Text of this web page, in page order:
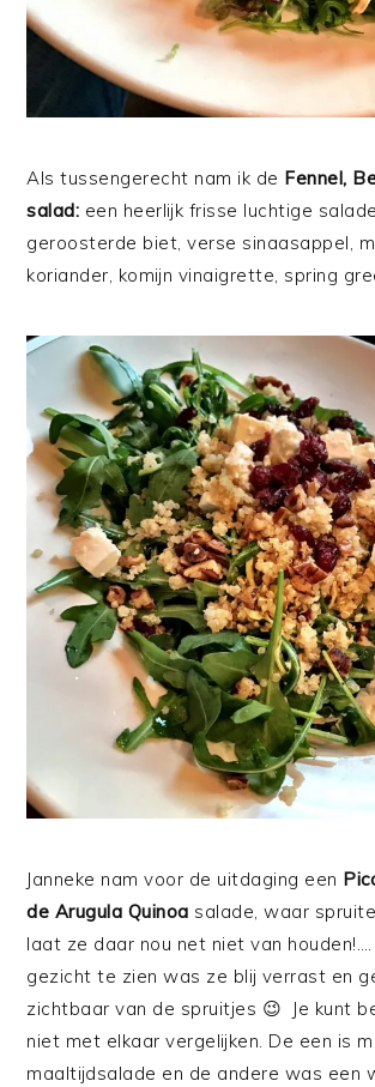
Als tussengerecht nam ik de Fennel,
salad: een heerlijk frisse luchtige
geroosterde biet, verse sinaasappel,
koriander, komijn vinaigrette, spring
Janneke nam voor de uitdaging een
de Arugula Quinoa salade, waar
laat ze daar nou net niet van
gezicht te zien was ze blij verrast en
zichtbaar van de spruitjes 😉 Je kunt
niet met elkaar vergelijken. De een is
maaltijdsalade en de andere was een